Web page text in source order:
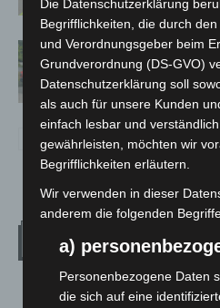
Region
Kreuz
LANGENHAGEN
Die Datenschutzerklärung
Begrifflichkeiten, die durch
und Verordnungsgeber beim
Grundverordnung (DS-GVO)
Datenschutzerklärung soll
als auch für unsere Kunden
einfach lesbar und
gewährleisten, möchten wir
Begrifflichkeiten erläutern.
Wir verwenden in dieser
anderem die folgenden
a)
Personenbezogene Daten
die sich auf eine